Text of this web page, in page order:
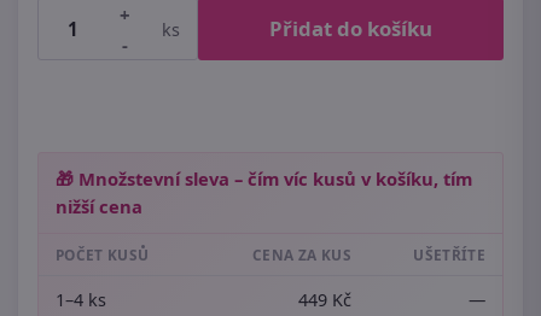
+
-
ks Přidat do košíku
🎁 Množstevní sleva – čím víc kusů v košíku, tím
nižší cena
POČET KUSŮ CENA ZA KUS UŠETŘÍTE
1–4 ks 449 Kč —